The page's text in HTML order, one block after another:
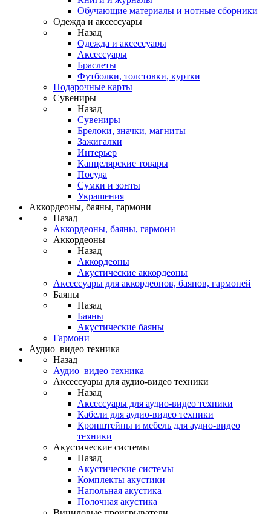
Обучающие материалы и нотные сборники
Одежда и аксессуары
Назад
Одежда и аксессуары
Аксессуары
Браслеты
Футболки, толстовки, куртки
Подарочные карты
Сувениры
Назад
Сувениры
Брелоки, значки, магниты
Зажигалки
Интерьер
Канцелярские товары
Посуда
Сумки и зонты
Украшения
Аккордеоны, баяны, гармони
Назад
Аккордеоны, баяны, гармони
Аккордеоны
Назад
Аккордеоны
Акустические аккордеоны
Аксессуары для аккордеонов, баянов, гармоней
Баяны
Назад
Баяны
Акустические баяны
Гармони
Аудио–видео техника
Назад
Аудио–видео техника
Аксессуары для аудио-видео техники
Назад
Аксессуары для аудио-видео техники
Кабели для аудио-видео техники
Кронштейны и мебель для аудио-видео
техники
Акустические системы
Назад
Акустические системы
Комплекты акустики
Напольная акустика
Полочная акустика